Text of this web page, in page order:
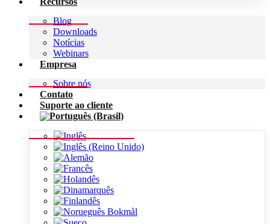
Blog
Downloads
Notícias
Webinars
Empresa
Sobre nós
Contato
Suporte ao cliente